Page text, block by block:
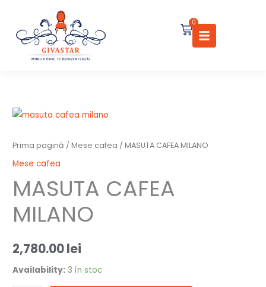
content
0
Cart
Prima pagină /Mese cafea / MASUTA CAFEA MILANO
Mese cafea
MASUTA CAFEA
MILANO
2,780.00lei
Availability: 3 în stoc
Cantitate
CAFEA
MILANO